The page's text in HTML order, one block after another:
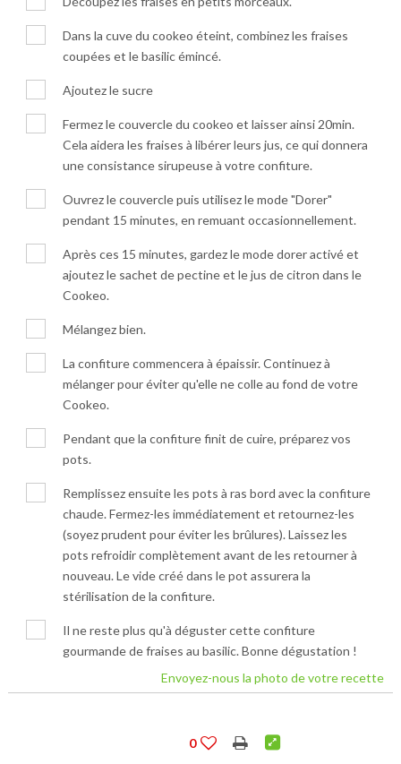
Dans la cuve du cookeo éteint, combinez les fraises
coupées et le basilic émincé.
Ajoutez le sucre
Fermez le couvercle du cookeo et laisser ainsi 20min.
Cela aidera les fraises à libérer leurs jus, ce qui donnera
une consistance sirupeuse à votre confiture.
Ouvrez le couvercle puis utilisez le mode "Dorer"
pendant 15 minutes, en remuant occasionnellement.
Après ces 15 minutes, gardez le mode dorer activé et
ajoutez le sachet de pectine et le jus de citron dans le
Cookeo.
Mélangez bien.
La confiture commencera à épaissir. Continuez à
mélanger pour éviter qu'elle ne colle au fond de votre
Cookeo.
Pendant que la confiture finit de cuire, préparez vos
pots.
Remplissez ensuite les pots à ras bord avec la confiture
chaude. Fermez-les immédiatement et retournez-les
(soyez prudent pour éviter les brûlures). Laissez les
pots refroidir complètement avant de les retourner à
nouveau. Le vide créé dans le pot assurera la
stérilisation de la confiture.
Il ne reste plus qu'à déguster cette confiture
gourmande de fraises au basilic. Bonne dégustation !
Envoyez-nous la photo de votre recette
0